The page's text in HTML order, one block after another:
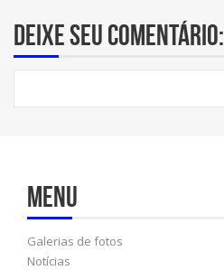
Deixe seu comentário:
Menu
Galerias de fotos
Notícias